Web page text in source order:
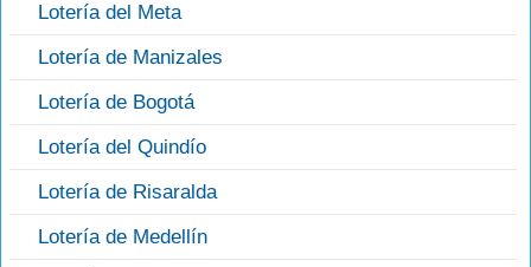
Lotería del Meta
Lotería de Manizales
Lotería de Bogotá
Lotería del Quindío
Lotería de Risaralda
Lotería de Medellín